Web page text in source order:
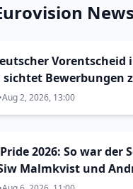
News
Vorentscheid
Bewerbungen
•Aug 2, 2026, 13:00
2026: So war der
Malmkvist und